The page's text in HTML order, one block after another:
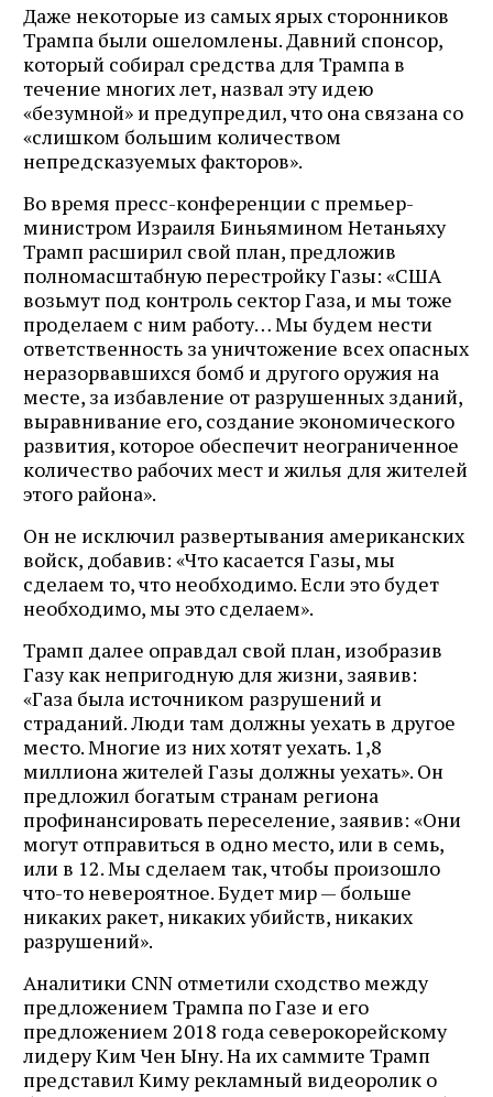
Даже некоторые из самых ярых сторонников
Трампа были ошеломлены. Давний спонсор,
который собирал средства для Трампа в
течение многих лет, назвал эту идею
«безумной» и предупредил, что она связана со
«слишком большим количеством
непредсказуемых факторов».
Во время пресс-конференции с премьер-
министром Израиля Биньямином Нетаньяху
Трамп расширил свой план, предложив
полномасштабную перестройку Газы: «США
возьмут под контроль сектор Газа, и мы тоже
проделаем с ним работу… Мы будем нести
ответственность за уничтожение всех опасных
неразорвавшихся бомб и другого оружия на
месте, за избавление от разрушенных зданий,
выравнивание его, создание экономического
развития, которое обеспечит неограниченное
количество рабочих мест и жилья для жителей
этого района».
Он не исключил развертывания американских
войск, добавив: «Что касается Газы, мы
сделаем то, что необходимо. Если это будет
необходимо, мы это сделаем».
Трамп далее оправдал свой план, изобразив
Газу как непригодную для жизни, заявив:
«Газа была источником разрушений и
страданий. Люди там должны уехать в другое
место. Многие из них хотят уехать. 1,8
миллиона жителей Газы должны уехать». Он
предложил богатым странам региона
профинансировать переселение, заявив: «Они
могут отправиться в одно место, или в семь,
или в 12. Мы сделаем так, чтобы произошло
что-то невероятное. Будет мир — больше
никаких ракет, никаких убийств, никаких
разрушений».
Аналитики CNN отметили сходство между
предложением Трампа по Газе и его
предложением 2018 года северокорейскому
лидеру Ким Чен Ыну. На их саммите Трамп
представил Киму рекламный видеоролик о